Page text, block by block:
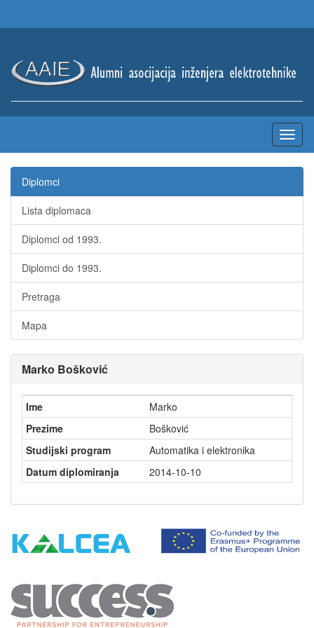
Diplomci
Lista diplomaca
Diplomci od 1993.
Diplomci do 1993.
Pretraga
Mapa
Marko Bošković
Ime
Marko
Prezime
Bošković
Studijski program
Automatika i elektronika
Datum diplomiranja
2014-10-10